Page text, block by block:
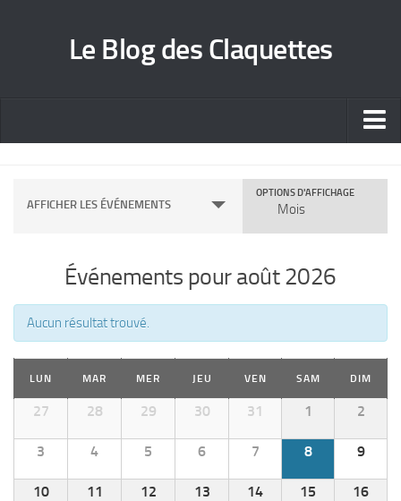
Le Blog des Claquettes
AFFICHER LES ÉVÉNEMENTS
a
i
g
a
t
i
o
n
p
OPTIONS D'AFFICHAGE
Mois
Événements pour août 2026
Aucun résultat trouvé.
LUN MAR MER JEU VEN SAM DIM
27 28 29 30 31 1 2
3 4 5 6 7 8 9
10 11 12 13 14 15 16